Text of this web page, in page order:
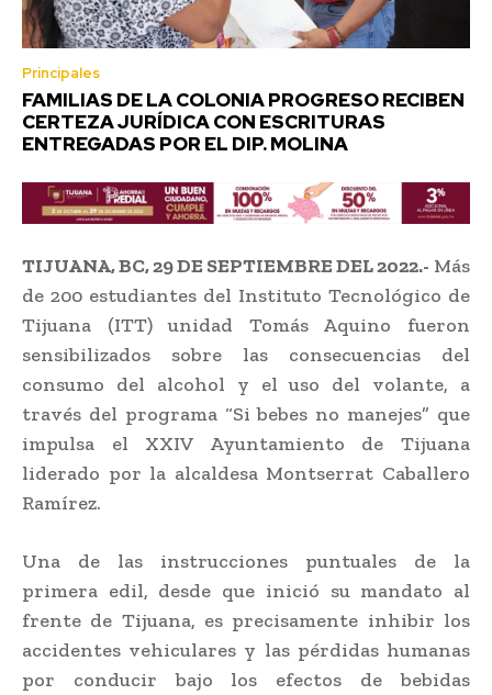
Principales
FAMILIAS DE LA COLONIA PROGRESO RECIBEN
CERTEZA JURÍDICA CON ESCRITURAS
ENTREGADAS POR EL DIP. MOLINA
TIJUANA, BC, 29 DE SEPTIEMBRE DEL 2022.- Más
de 200 estudiantes del Instituto Tecnológico de
Tijuana (ITT) unidad Tomás Aquino fueron
sensibilizados sobre las consecuencias del
consumo del alcohol y el uso del volante, a
través del programa “Si bebes no manejes” que
impulsa el XXIV Ayuntamiento de Tijuana
liderado por la alcaldesa Montserrat Caballero
Ramírez.
Una de las instrucciones puntuales de la
primera edil, desde que inició su mandato al
frente de Tijuana, es precisamente inhibir los
accidentes vehiculares y las pérdidas humanas
por conducir bajo los efectos de bebidas